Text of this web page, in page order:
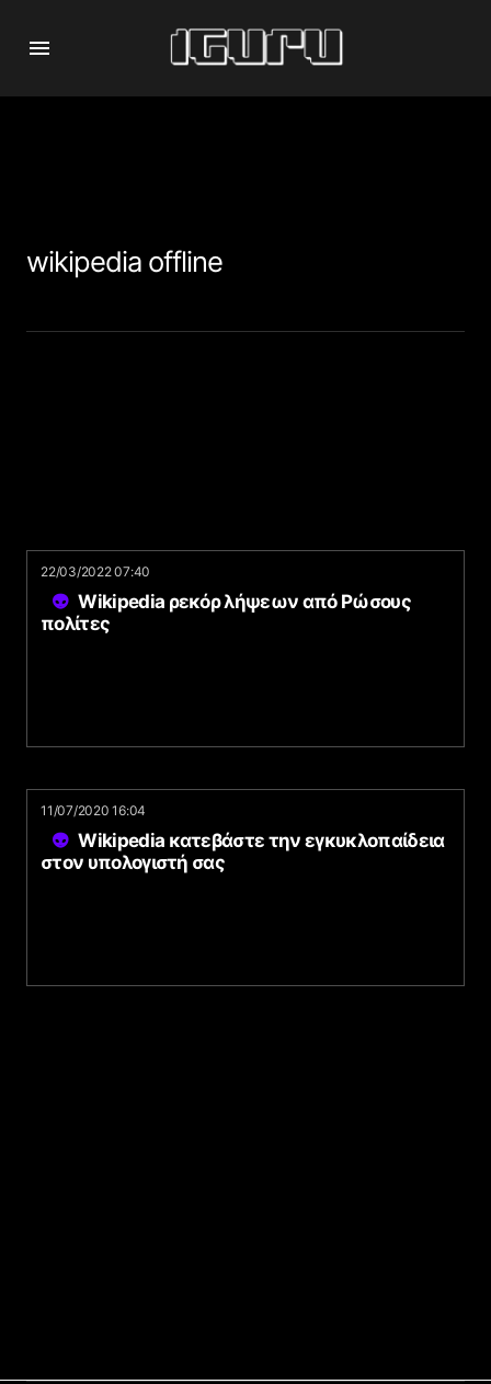
wikipedia offline
22/03/2022 07:40
Wikipedia ρεκόρ λήψεων από Ρώσους
πολίτες
11/07/2020 16:04
Wikipedia κατεβάστε την εγκυκλοπαίδεια
στον υπολογιστή σας